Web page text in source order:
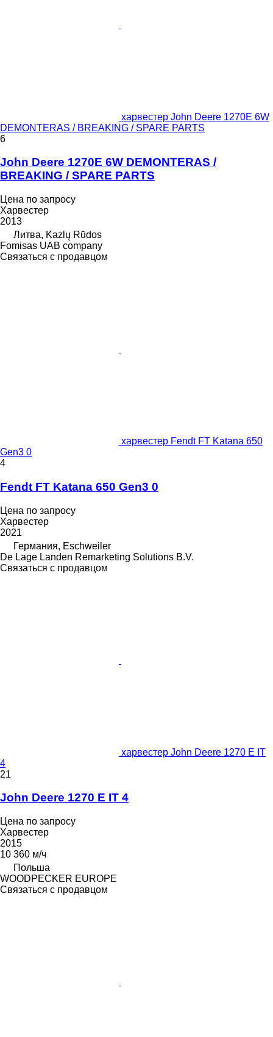
харвестер John Deere 1270E 6W
DEMONTERAS / BREAKING / SPARE PARTS
6
John Deere 1270E 6W DEMONTERAS /
BREAKING / SPARE PARTS
Цена по запросу
Харвестер
2013
Литва, Kazlų Rūdos
Fomisas UAB company
Связаться с продавцом
харвестер Fendt FT Katana 650
Gen3 0
4
Fendt FT Katana 650 Gen3 0
Цена по запросу
Харвестер
2021
Германия, Eschweiler
De Lage Landen Remarketing Solutions B.V.
Связаться с продавцом
харвестер John Deere 1270 E IT
4
21
John Deere 1270 E IT 4
Цена по запросу
Харвестер
2015
10 360 м/ч
Польша
WOODPECKER EUROPE
Связаться с продавцом